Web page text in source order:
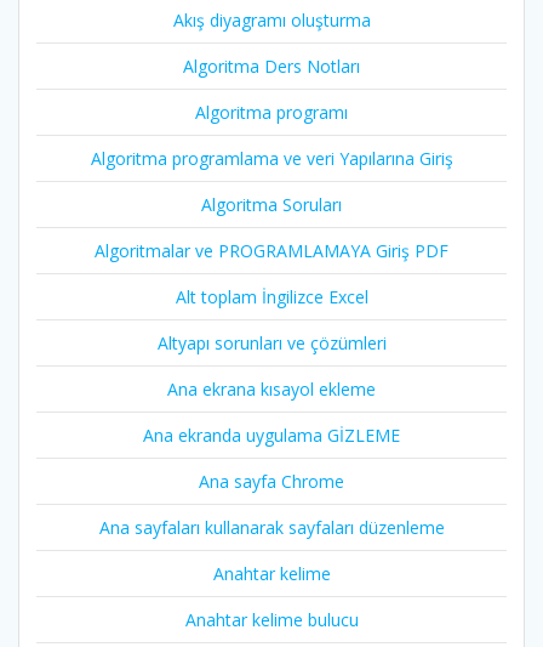
Akış diyagramı oluşturma
Algoritma Ders Notları
Algoritma programı
Algoritma programlama ve veri Yapılarına Giriş
Algoritma Soruları
Algoritmalar ve PROGRAMLAMAYA Giriş PDF
Alt toplam İngilizce Excel
Altyapı sorunları ve çözümleri
Ana ekrana kısayol ekleme
Ana ekranda uygulama GİZLEME
Ana sayfa Chrome
Ana sayfaları kullanarak sayfaları düzenleme
Anahtar kelime
Anahtar kelime bulucu